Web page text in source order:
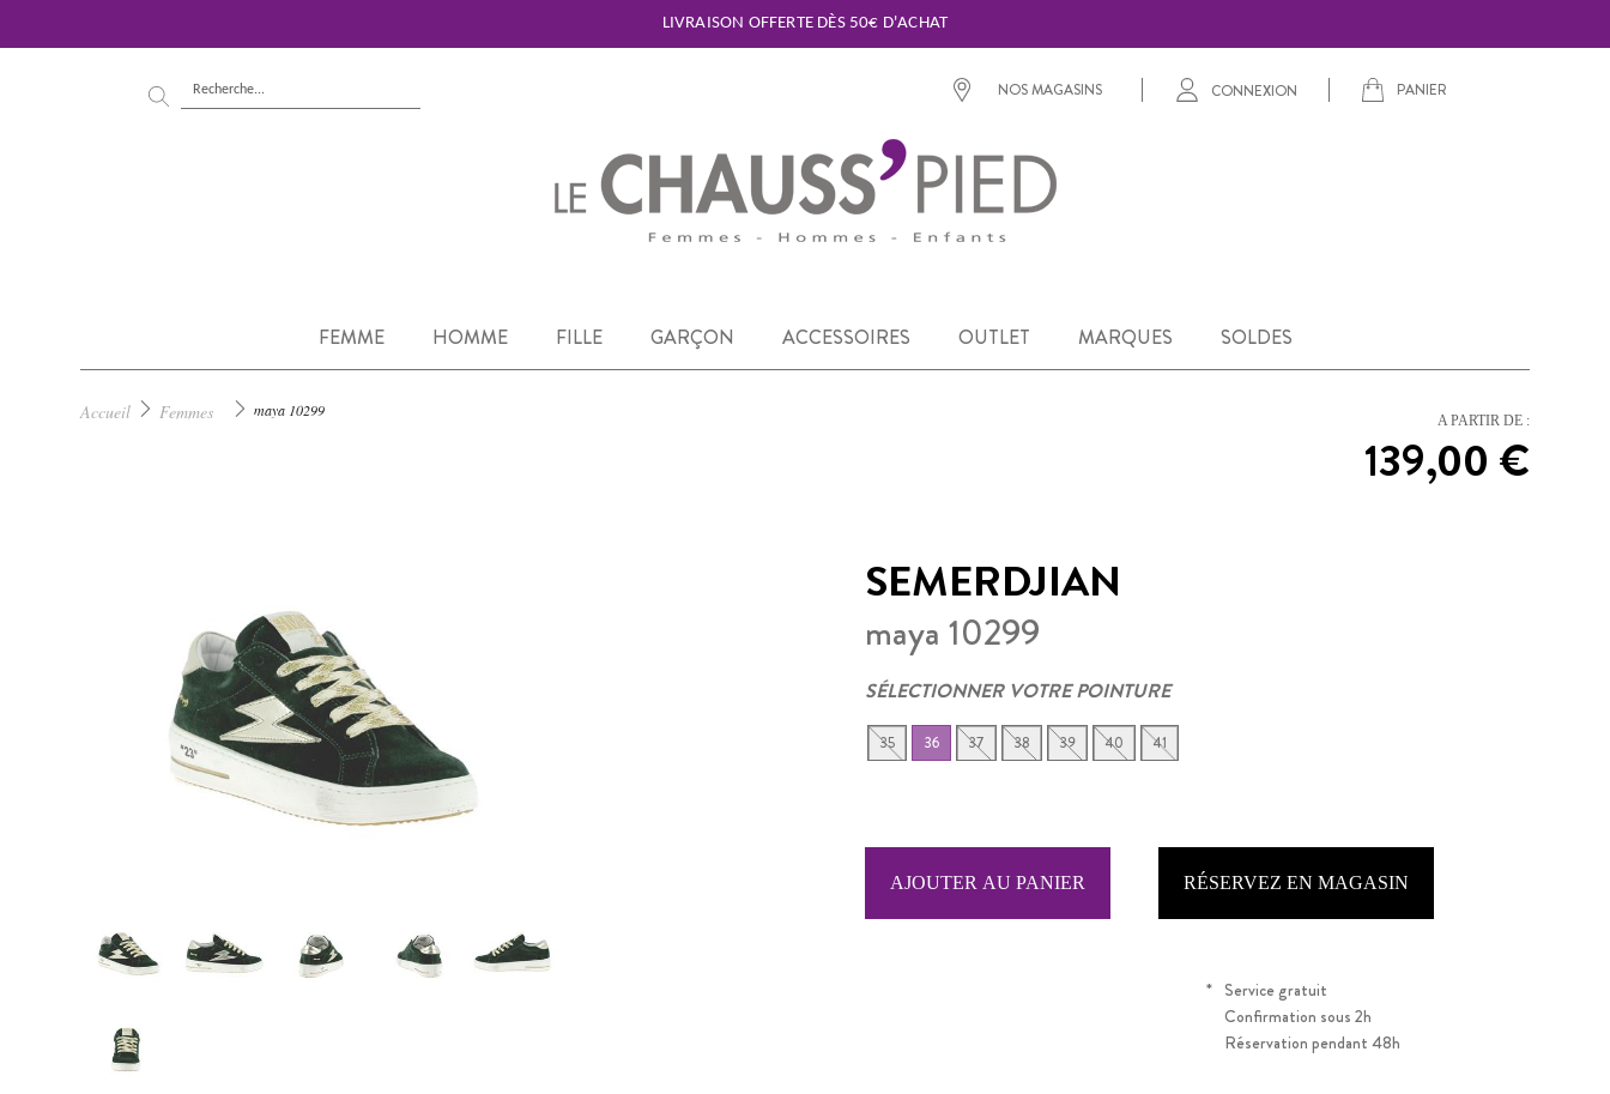
LIVRAISON OFFERTE DÈS 50€ D'ACHAT
NOS MAGASINS CONNEXION PANIER
FEMME HOMME FILLE GARÇON ACCESSOIRES OUTLET MARQUES SOLDES
Accueil Femmes maya 10299
SEMERDJIAN
maya 10299
SÉLECTIONNER VOTRE POINTURE
35 36 37 38 39 40 41
RÉSERVEZ EN MAGASIN
* Service gratuit
Confirmation sous 2h
Réservation pendant 48h
A PARTIR DE :
139,00 €